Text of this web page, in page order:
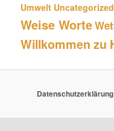
Umwelt Uncategorized
Weise Worte
Willkommen zu
Datenschutzerklärung